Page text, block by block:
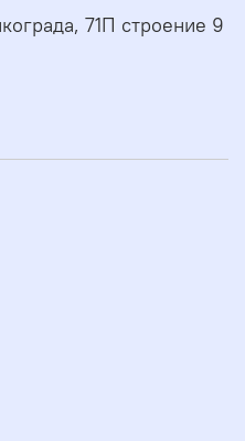
71П строение 9